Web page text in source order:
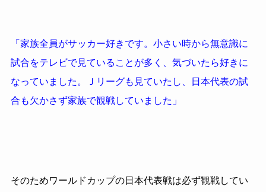
「家族全員がサッカー好きです。小さい時から無意識に
試合をテレビで見ていることが多く、気づいたら好きに
なっていました。Ｊリーグも見ていたし、日本代表の試
合も欠かさず家族で観戦していました」
そのためワールドカップの日本代表戦は必ず観戦してい